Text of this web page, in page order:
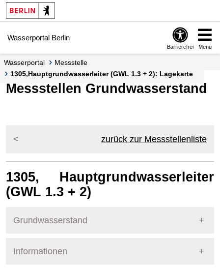
Springe zur Navigation
Springe zum Inhalt
Wasserportal Berlin
Barrierefrei Menü
Wasserportal
Messstelle
1305,Hauptgrundwasserleiter (GWL 1.3 + 2): Lagekarte
Messstellen Grundwasserstand
zurück zur Messstellenliste
1305, Hauptgrundwasserleiter
(GWL 1.3 + 2)
Grundwasserstand
Informationen